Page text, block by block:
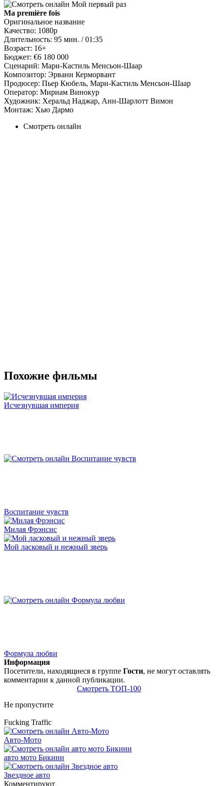
Ma première fois
Оригинальное название
Качество: 1080p
Длительность: 95 мин. / 01:35
Возраст: 16+
Бюджет: €6 180 000
Сценарий: Мари-Кастиль Менсьон-Шаар
Композитор: Эрванн Керморвант
Продюсер: Пьер Кюбель, Мари-Кастиль Менсьон-Шаар
Оператор: Мириам Винокур
Художник: Херальд Наджар, Анн-Шарлотт Вимон
Монтаж: Хью Дармо
Смотреть онлайн
Похожие фильмы
Исчезнувшая империя
Воспитание чувств
Милая Фрэнсис
Мой ласковый и нежный зверь
Формула любви
Информация
Посетители, находящиеся в группе Гости, не могут оставлять
комментарии к данной публикации.
Смотреть ТОП-100
Не пропустите
Fucking Traffic
Авто-Мото
авто мото Бикини
Звездное авто
Комментируют